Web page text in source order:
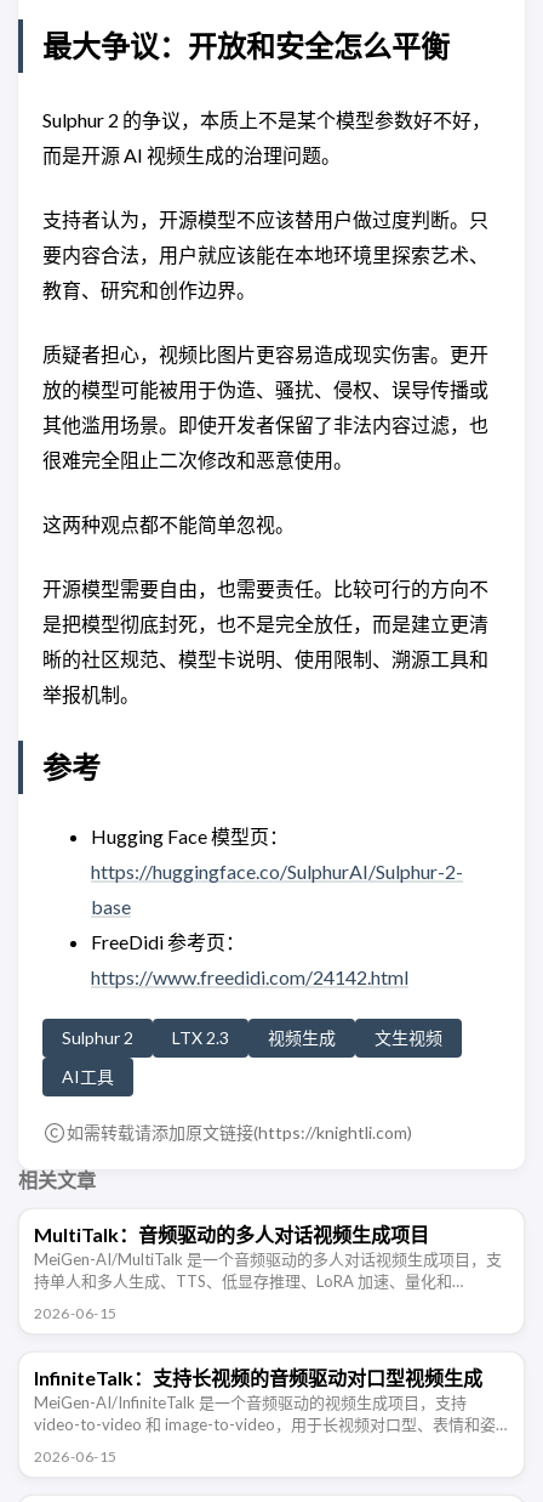
最大争议：开放和安全怎么平衡
Sulphur 2 的争议，本质上不是某个模型参数好不好，
而是开源 AI 视频生成的治理问题。
支持者认为，开源模型不应该替用户做过度判断。只
要内容合法，用户就应该能在本地环境里探索艺术、
教育、研究和创作边界。
质疑者担心，视频比图片更容易造成现实伤害。更开
放的模型可能被用于伪造、骚扰、侵权、误导传播或
其他滥用场景。即使开发者保留了非法内容过滤，也
很难完全阻止二次修改和恶意使用。
这两种观点都不能简单忽视。
开源模型需要自由，也需要责任。比较可行的方向不
是把模型彻底封死，也不是完全放任，而是建立更清
晰的社区规范、模型卡说明、使用限制、溯源工具和
举报机制。
参考
Hugging Face 模型页：
https://huggingface.co/SulphurAI/Sulphur-2-
base
FreeDidi 参考页：
https://www.freedidi.com/24142.html
Sulphur 2 LTX 2.3 视频生成
文生视频
AI工具
如需转载请添加原文链接(https://knightli.com)
相关文章
MultiTalk：音频驱动的多人对话视频生成项目
MeiGen-AI/MultiTalk 是一个音频驱动的多人对话视频生成项目，支
持单人和多人生成、TTS、低显存推理、LoRA 加速、量化和
2026-06-15
InfiniteTalk：支持长视频的音频驱动对口型视频生成
MeiGen-AI/InfiniteTalk 是一个音频驱动的视频生成项目，支持
video-to-video 和 image-to-video，用于长视频对口型、表情和姿
2026-06-15